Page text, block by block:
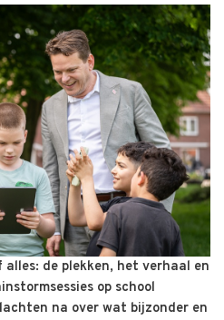
alles: de plekken, het verhaal en
op school
na over wat bijzonder en